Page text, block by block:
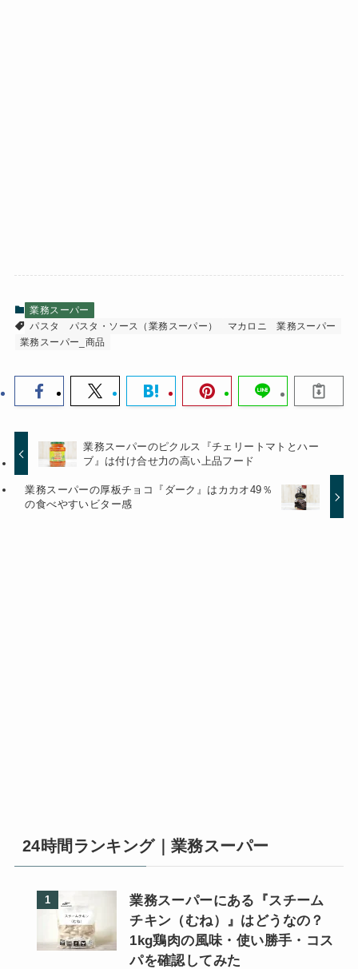
業務スーパー
パスタ
パスタ・ソース（業務スーパー） マカロニ
業務スーパー
業務スーパー_商品
業務スーパーのピクルス『チェリートマトとハー
ブ』は付け合せ力の高い上品フード
業務スーパーの厚板チョコ『ダーク』はカカオ49％
の食べやすいビター感
24時間ランキング｜業務スーパー
業務スーパーにある『スチーム
チキン（むね）』はどうなの？
1kg鶏肉の風味・使い勝手・コス
パを確認してみた